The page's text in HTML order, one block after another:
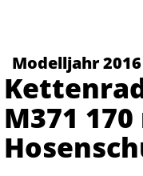
Modelljahr 2016
M371